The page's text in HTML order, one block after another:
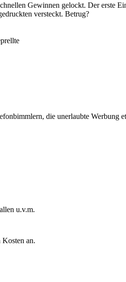
Gewinnen gelockt. Der erste
versteckt. Betrug?
die unerlaubte Werbung
u.v.m.
an.